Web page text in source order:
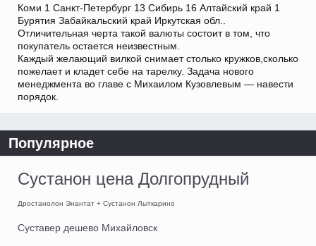
Коми 1 Санкт-Петербург 13 Сибирь 16 Алтайский край 1
Бурятия Забайкальский край Иркутская обл..
Отличительная черта такой валюты состоит в том, что
покупатель остается неизвестным.
Каждый желающий вилкой снимает столько кружков,сколько
пожелает и кладет себе на тарелку. Задача нового
менеджмента во главе с Михаилом Кузовлевым — навести
порядок.
Популярное
Сустанон цена Долгопрудный
Дростанолон Энантат + Сустанон Лыткарино
Суставер дешево Михайловск